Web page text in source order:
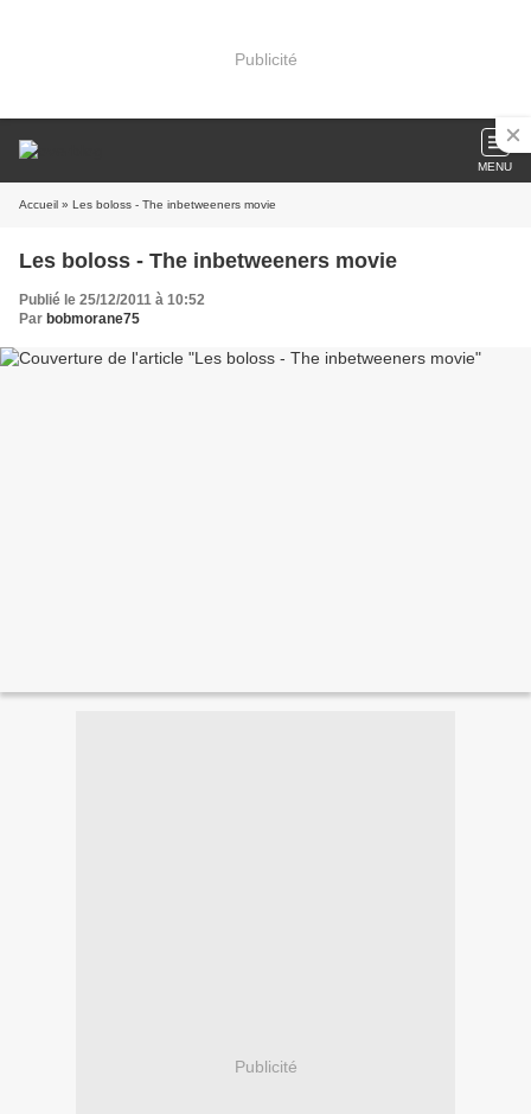
Publicité
MENU
Accueil » Les boloss - The inbetweeners movie
Les boloss - The inbetweeners movie
Publié le 25/12/2011 à 10:52
Par bobmorane75
Publicité